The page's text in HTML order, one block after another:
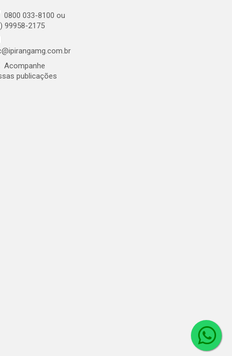
0800 033-8100 ou
99958-2175
Acompanhe
publicações